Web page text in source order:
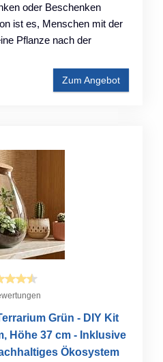
oder Beschenken
ist es, Menschen mit der
Pflanze nach der
Zum Angebot
Grün - DIY Kit
Höhe 37 cm - Inklusive
Ökosystem